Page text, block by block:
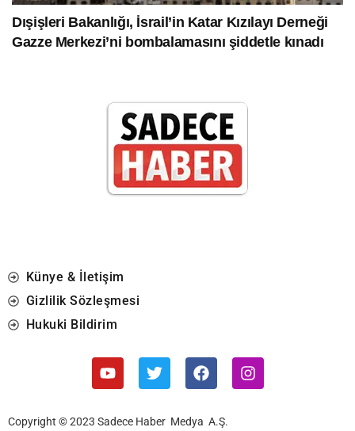
Dışişleri Bakanlığı, İsrail’in Katar Kızılayı Derneği
Gazze Merkezi’ni bombalamasını şiddetle kınadı
Künye & İletişim
Gizlilik Sözleşmesi
Hukuki Bildirim
Copyright © 2023 Sadece Haber Medya A.Ş.